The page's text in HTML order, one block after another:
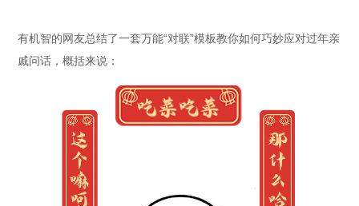
有机智的网友总结了一套万能“对联”模板教你如何巧妙应对过年亲
戚问话，概括来说：